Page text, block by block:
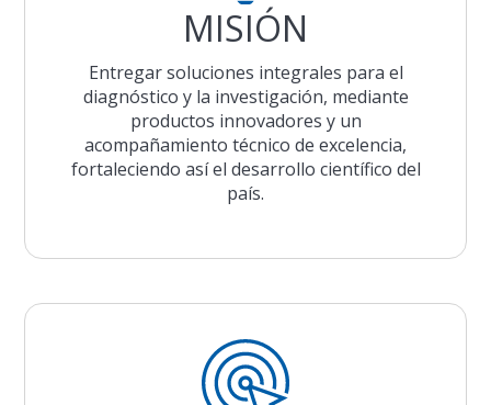
MISIÓN
Entregar soluciones integrales para el
diagnóstico y la investigación, mediante
productos innovadores y un
acompañamiento técnico de excelencia,
fortaleciendo así el desarrollo científico del
país.